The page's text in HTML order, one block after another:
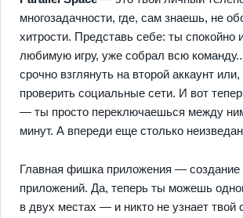
многозадачности, где, сам знаешь, не
хитрости. Представь себе: ты спокойно
любимую игру, уже собрал всю
срочно взглянуть на второй аккаунт
проверить социальные сети. И вот
— ты просто переключаешься между
минут. А впереди еще столько
Главная фишка приложения — создание
приложений. Да, теперь ты можешь
в двух местах — и никто не узнает твой